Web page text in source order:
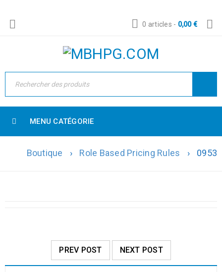
0 articles - 0,00€
MENU CATÉGORIE
Boutique › Role Based Pricing Rules › 0953
PREV POST NEXT POST